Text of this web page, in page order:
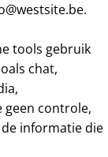
.
tools gebruik
chat,
geen controle,
informatie die